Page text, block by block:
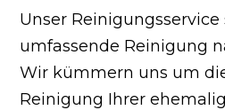
Unser
umfassende Reinigung
Wir kümmern uns um
Reinigung Ihrer